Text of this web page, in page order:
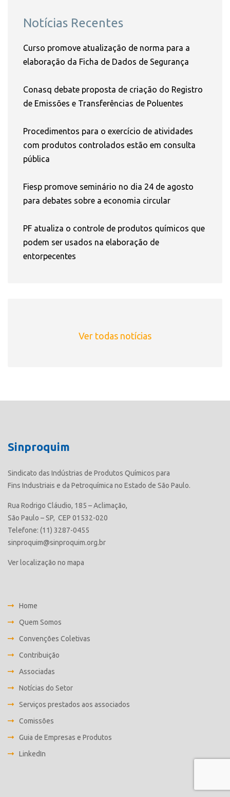
Notícias Recentes
Curso promove atualização de norma para a
elaboração da Ficha de Dados de Segurança
Conasq debate proposta de criação do Registro
de Emissões e Transferências de Poluentes
Procedimentos para o exercício de atividades
com produtos controlados estão em consulta
pública
Fiesp promove seminário no dia 24 de agosto
para debates sobre a economia circular
PF atualiza o controle de produtos químicos que
podem ser usados na elaboração de
entorpecentes
Ver todas notícias
Sinproquim
Sindicato das Indústrias de Produtos Químicos para
Fins Industriais e da Petroquímica no Estado de São Paulo.
Rua Rodrigo Cláudio, 185 – Aclimação,
São Paulo – SP, CEP 01532-020
Telefone: (11) 3287-0455
sinproquim@sinproquim.org.br
Ver localização no mapa
Home
Quem Somos
Convenções Coletivas
Contribuição
Associadas
Notícias do Setor
Serviços prestados aos associados
Comissões
Guia de Empresas e Produtos
LinkedIn